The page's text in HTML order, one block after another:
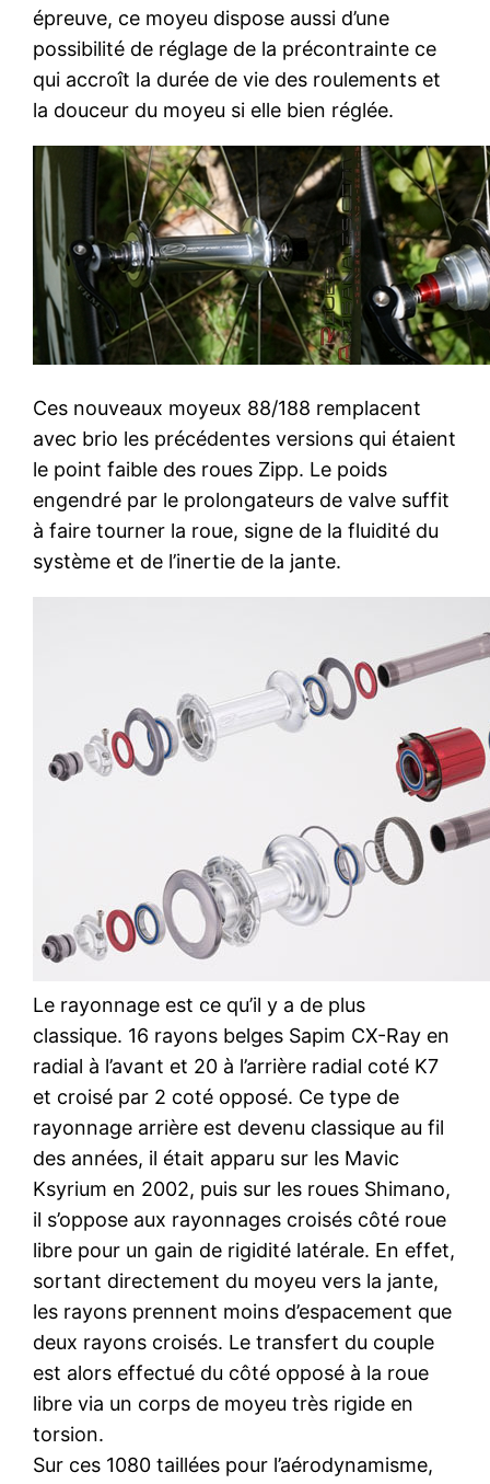
épreuve, ce moyeu dispose aussi d’une
possibilité de réglage de la précontrainte ce
qui accroît la durée de vie des roulements et
la douceur du moyeu si elle bien réglée.
Ces nouveaux moyeux 88/188 remplacent
avec brio les précédentes versions qui étaient
le point faible des roues Zipp. Le poids
engendré par le prolongateurs de valve suffit
à faire tourner la roue, signe de la fluidité du
système et de l’inertie de la jante.
Le rayonnage est ce qu’il y a de plus
classique. 16 rayons belges Sapim CX-Ray en
radial à l’avant et 20 à l’arrière radial coté K7
et croisé par 2 coté opposé. Ce type de
rayonnage arrière est devenu classique au fil
des années, il était apparu sur les Mavic
Ksyrium en 2002, puis sur les roues Shimano,
il s’oppose aux rayonnages croisés côté roue
libre pour un gain de rigidité latérale. En effet,
sortant directement du moyeu vers la jante,
les rayons prennent moins d’espacement que
deux rayons croisés. Le transfert du couple
est alors effectué du côté opposé à la roue
libre via un corps de moyeu très rigide en
torsion.
Sur ces 1080 taillées pour l’aérodynamisme,